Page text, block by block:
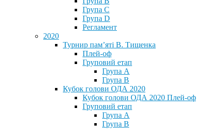
Група С
Група D
Регламент
2020
Турнир пам’яті В. Тищенка
Плей-оф
Груповий етап
Група А
Група В
Кубок голови ОДА 2020
Кубок голови ОДА 2020 Плей-оф
Груповий етап
Група A
Група B